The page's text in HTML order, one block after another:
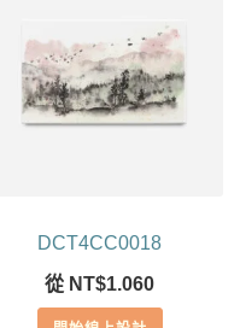
DCT4CC0018
從 NT$1.060